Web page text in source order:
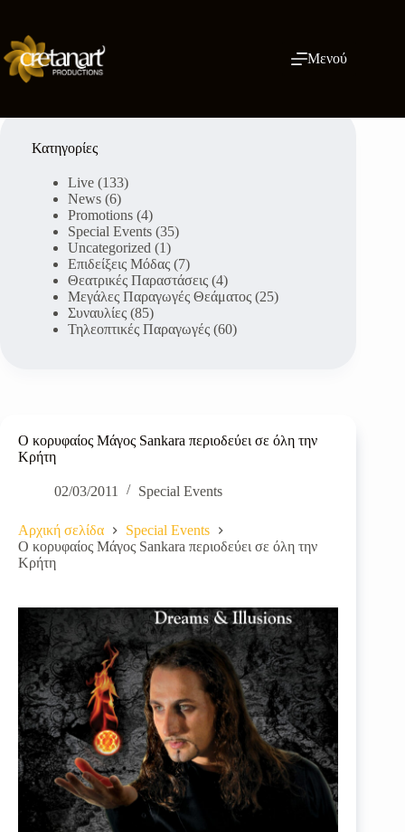
περιεχόμενο
Μενού
Ο κορυφαίος Μάγος Sankara περιοδεύει σε όλη την
Κρήτη
02/03/2011 Special Events
Αρχική σελίδα
Special Events
Ο κορυφαίος Μάγος Sankara περιοδεύει σε όλη την
Κρήτη
Κατηγορίες
Live (133)
News (6)
Promotions (4)
Special Events (35)
Uncategorized (1)
Επιδείξεις Μόδας (7)
Θεατρικές Παραστάσεις (4)
Μεγάλες Παραγωγές Θεάματος (25)
Συναυλίες (85)
Τηλεοπτικές Παραγωγές (60)